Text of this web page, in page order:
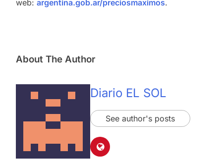
web: argentina.gob.ar/preciosmaximos.
About The Author
Diario EL SOL
See author's posts